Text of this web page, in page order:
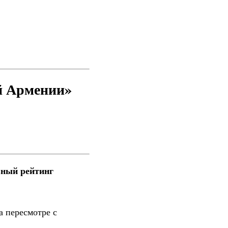
Армении»
рейтинг
пересмотре с